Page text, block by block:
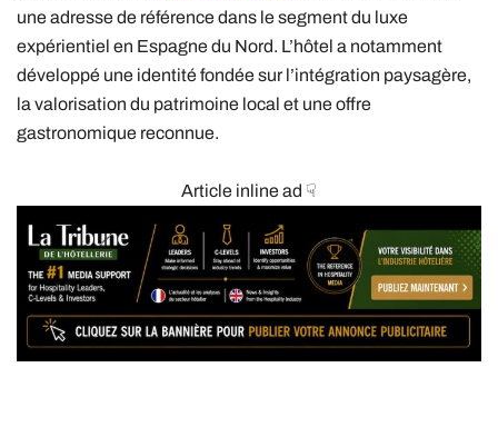
une adresse de référence dans le segment du luxe
expérientiel en Espagne du Nord. L’hôtel a notamment
développé une identité fondée sur l’intégration paysagère,
la valorisation du patrimoine local et une offre
gastronomique reconnue.
Article inline ad ☟